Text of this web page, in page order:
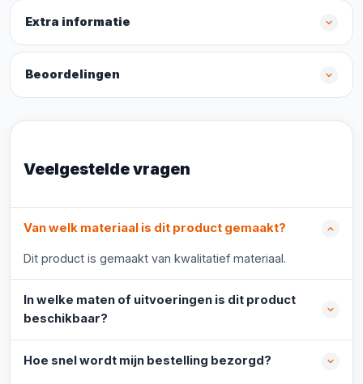
Extra informatie
Beoordelingen
Veelgestelde vragen
Van welk materiaal is dit product gemaakt?
Dit product is gemaakt van kwalitatief materiaal.
In welke maten of uitvoeringen is dit product
beschikbaar?
Hoe snel wordt mijn bestelling bezorgd?